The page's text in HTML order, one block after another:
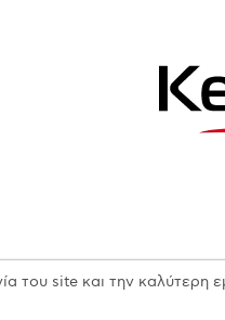
του site και την καλύτερη